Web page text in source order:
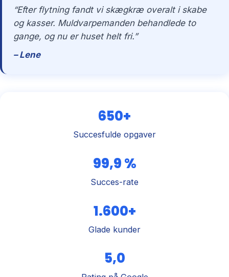
“Efter flytning fandt vi skægkræ overalt i skabe
og kasser. Muldvarpemanden behandlede to
gange, og nu er huset helt fri.”
– Lene
650+
Succesfulde opgaver
99,9 %
Succes-rate
1.600+
Glade kunder
5,0